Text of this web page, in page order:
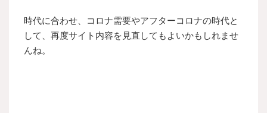
時代に合わせ、コロナ需要やアフターコロナの時代と
して、再度サイト内容を見直してもよいかもしれませ
んね。